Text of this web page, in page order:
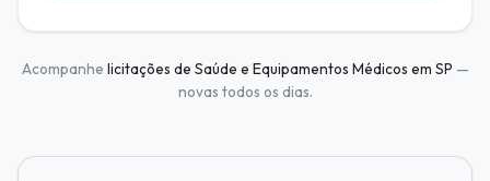
Acompanhe licitações de Saúde e Equipamentos Médicos em SP —
novas todos os dias.